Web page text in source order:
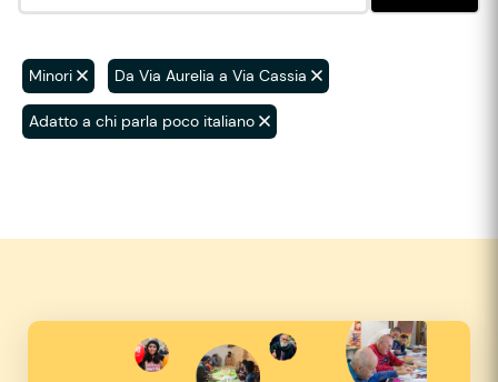
Minori Da Via Aurelia a Via Cassia
Adatto a chi parla poco italiano